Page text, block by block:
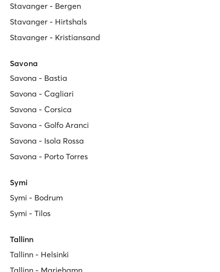
Stavanger - Bergen
Stavanger - Hirtshals
Stavanger - Kristiansand
Savona
Savona - Bastia
Savona - Cagliari
Savona - Corsica
Savona - Golfo Aranci
Savona - Isola Rossa
Savona - Porto Torres
Symi
Symi - Bodrum
Symi - Tilos
Tallinn
Tallinn - Helsinki
Tallinn - Mariehamn